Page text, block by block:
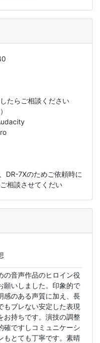
たらご相談ください
DR-7Xのためご依頼時に
相談させてくだい
の音声作品のヒロイン役
願いしました。印象的で
感のある声質に加え、長
もブレない安定した表現
お持ちです。演技の調整
確ですしコミュニケーシ
もとても丁寧です。素晴